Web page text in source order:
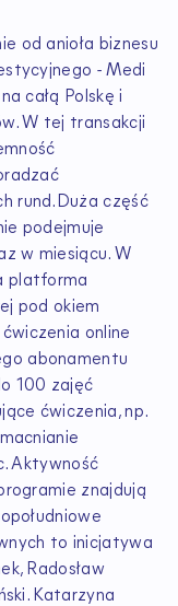
od anioła biznesu
- Medi
całą Polskę i
W tej transakcji
rund.Duża część
podejmuje
w miesiącu. W
platforma
pod okiem
online
abonamentu
100 zajęć
ćwiczenia, np.
Aktywność
znajdują
to inicjatywa
Radosław
Katarzyna